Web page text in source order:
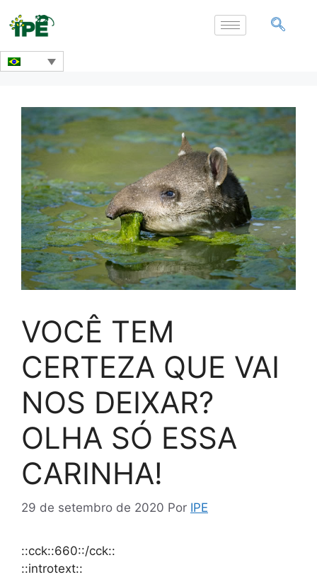
VOCÊ TEM
CERTEZA QUE VAI
NOS DEIXAR?
OLHA SÓ ESSA
CARINHA!
29 de setembro de 2020 Por IPE
::cck::660::/cck::
::introtext::